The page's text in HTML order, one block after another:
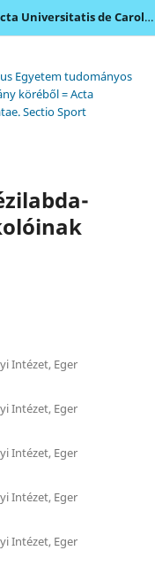
Acta Universitatis: Sectio Sport - Acta Universitatis de Carolo Eszterházy Nominatae
Egyetem tudományos
köréből = Acta
Sectio Sport
Intézet, Eger
Intézet, Eger
Intézet, Eger
Intézet, Eger
Intézet, Eger